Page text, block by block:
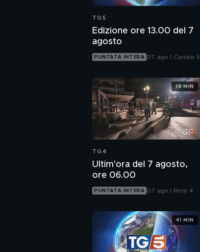
TG5
Edizione ore 13.00 del 7
agosto
PUNTATA INTERA 07 ago | Canale 5
TG4
Ultim'ora del 7 agosto,
ore 06.00
PUNTATA INTERA 07 ago | Rete 4
19 MIN
41 MIN